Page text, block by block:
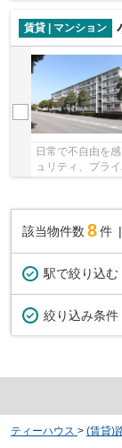
賃貸 | マンション
日常で不自由を
ュリティ、プラ
該当物件数 8件
駅で絞り込む
絞り込み条件
ティーハウス > (賃貸)